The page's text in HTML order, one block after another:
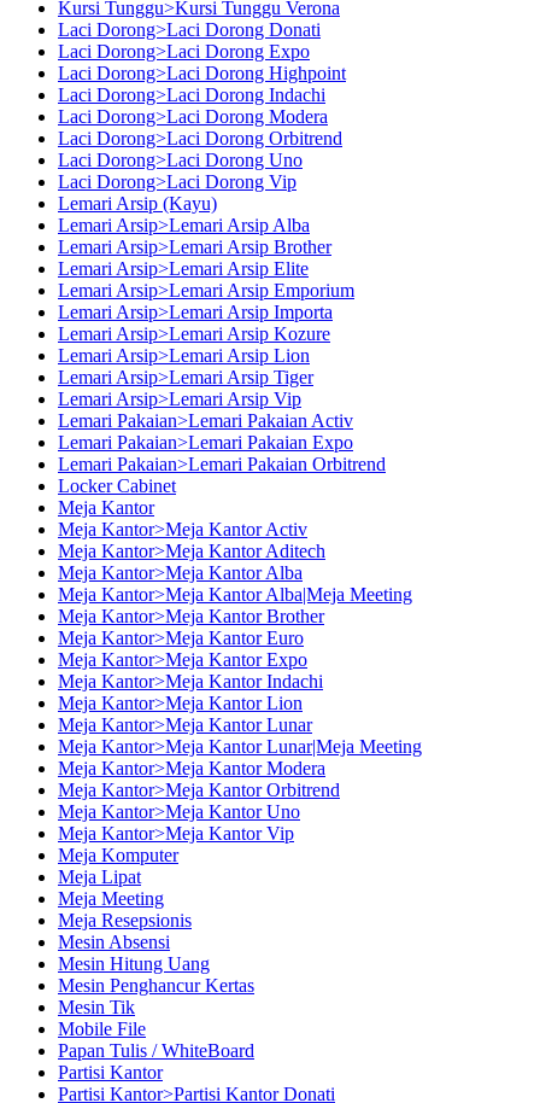
Kursi Tunggu>Kursi Tunggu Verona
Laci Dorong>Laci Dorong Donati
Laci Dorong>Laci Dorong Expo
Laci Dorong>Laci Dorong Highpoint
Laci Dorong>Laci Dorong Indachi
Laci Dorong>Laci Dorong Modera
Laci Dorong>Laci Dorong Orbitrend
Laci Dorong>Laci Dorong Uno
Laci Dorong>Laci Dorong Vip
Lemari Arsip (Kayu)
Lemari Arsip>Lemari Arsip Alba
Lemari Arsip>Lemari Arsip Brother
Lemari Arsip>Lemari Arsip Elite
Lemari Arsip>Lemari Arsip Emporium
Lemari Arsip>Lemari Arsip Importa
Lemari Arsip>Lemari Arsip Kozure
Lemari Arsip>Lemari Arsip Lion
Lemari Arsip>Lemari Arsip Tiger
Lemari Arsip>Lemari Arsip Vip
Lemari Pakaian>Lemari Pakaian Activ
Lemari Pakaian>Lemari Pakaian Expo
Lemari Pakaian>Lemari Pakaian Orbitrend
Locker Cabinet
Meja Kantor
Meja Kantor>Meja Kantor Activ
Meja Kantor>Meja Kantor Aditech
Meja Kantor>Meja Kantor Alba
Meja Kantor>Meja Kantor Alba|Meja Meeting
Meja Kantor>Meja Kantor Brother
Meja Kantor>Meja Kantor Euro
Meja Kantor>Meja Kantor Expo
Meja Kantor>Meja Kantor Indachi
Meja Kantor>Meja Kantor Lion
Meja Kantor>Meja Kantor Lunar
Meja Kantor>Meja Kantor Lunar|Meja Meeting
Meja Kantor>Meja Kantor Modera
Meja Kantor>Meja Kantor Orbitrend
Meja Kantor>Meja Kantor Uno
Meja Kantor>Meja Kantor Vip
Meja Komputer
Meja Lipat
Meja Meeting
Meja Resepsionis
Mesin Absensi
Mesin Hitung Uang
Mesin Penghancur Kertas
Mesin Tik
Mobile File
Papan Tulis / WhiteBoard
Partisi Kantor
Partisi Kantor>Partisi Kantor Donati